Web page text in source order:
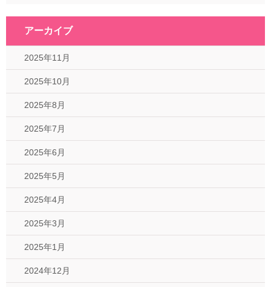
アーカイブ
2025年11月
2025年10月
2025年8月
2025年7月
2025年6月
2025年5月
2025年4月
2025年3月
2025年1月
2024年12月